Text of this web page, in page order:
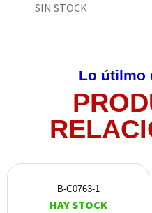
SIN STOCK
Lo útilmo
B-C0763-1
HAY STOCK